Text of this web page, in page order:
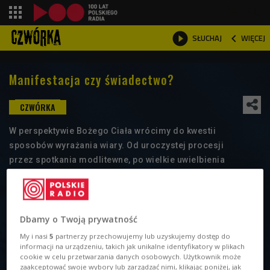
 SŁUCHAJ  WIĘCEJ

Manifestacja czy świadectwo?
W perspektywie Bożego Ciała wrócimy do kwestii
sposobów wyrażania wiary. Od uroczystej procesji
przez spotkania modlitewne, po wielkie uwielbienia
wtedy się nie kończą. Czy i jak manifestować wiarę?
Dbamy o Twoją prywatność
My i nasi5 partnerzy przechowujemy lub uzyskujemy dostęp do
informacji na urządzeniu, takich jak unikalne identyfikatory w plikach
cookie w celu przetwarzania danych osobowych. Użytkownik może
zaakceptować swoje wybory lub zarządzać nimi, klikając poniżej, jak